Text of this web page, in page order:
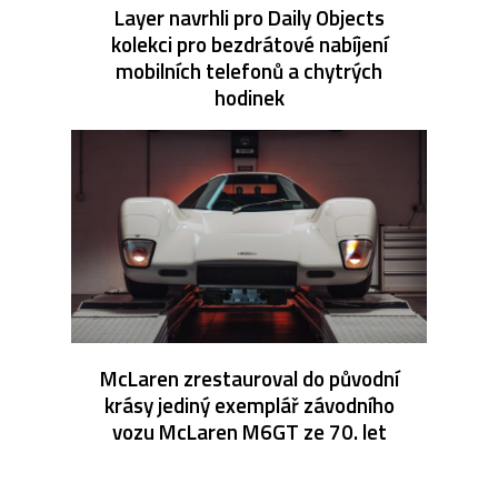
Layer navrhli pro Daily Objects
kolekci pro bezdrátové nabíjení
mobilních telefonů a chytrých
hodinek
McLaren zrestauroval do původní
krásy jediný exemplář závodního
vozu McLaren M6GT ze 70. let